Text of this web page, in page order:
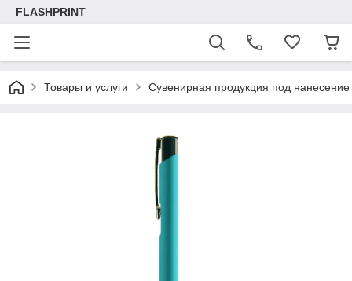
FLASHPRINT
Товары и услуги Сувенирная продукция под нанесение